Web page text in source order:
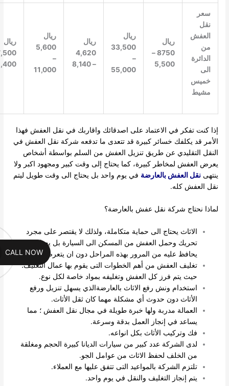
العفش
الدائرة
خميس
مشيط
ريال
8750 –
5,500
33,500
55,000
4,620
5,600
11,000
7,500 –
12,400
كنت تفكر في الاعتماد على اصدقائك واقاربك في نقل العفش فهذا
قد يكلفك خسائر كبيرة قد تتعدى ما تدفعه شركة نقل العفش في
التقليدي عن طريق تنزيل العفش من السلم بواسطة أشخاص
العفش لمخاطر كبيرة، كما يحتاج إلى وقت كبير ومجهود اكبر ولا
نقل العفش بالعارضةفي يوم واحد بل يحتاج الى وقت طويل ليتم
العفش كله.
نحتاج شركة نقل عفش بالعارضة؟
الاثاث يحتاج الى حماية متكاملة، ولذلك لا يقتصر على مجرد
تحريك وحمل العفش من المسكن الى السيارة بل يحتاج الى ما
يحافظ عليه من المرور بهذه المراحل دون ان يتعرض للكسر.
تغليف العفش من أهم الخطوات التى يقوم بها عمال التغليف؛
حيث يتم فرز كل العفش وتغليفه بمواد خاصة لكل نوع.
استخدام ونش رفع الاثاث بالعارضةالذي يسهل تنزيل ورفع
الأثاث دون حدوث أي مشكلة مهما كان ثقل الأثاث.
العمالة مدربة ولها خبرة طويلة في مجال نقل العفش ؛ مما
يساعد في إنجاز العمل بدقة وسرعة.
فك وتركيب الأثاث بكل انواعه.
لدى الشركة عدد كبير من سيارات الديانا كبيرة الحجم ومغلقة
من الخلف لحفظ الاثاث من عوامل الجو.
تلتزم الشركة بالمواعيد التى تتفق عليها مع العملاء.
يتم إنجاز التغليف والنقل في يوم واحد.
CALL NOW